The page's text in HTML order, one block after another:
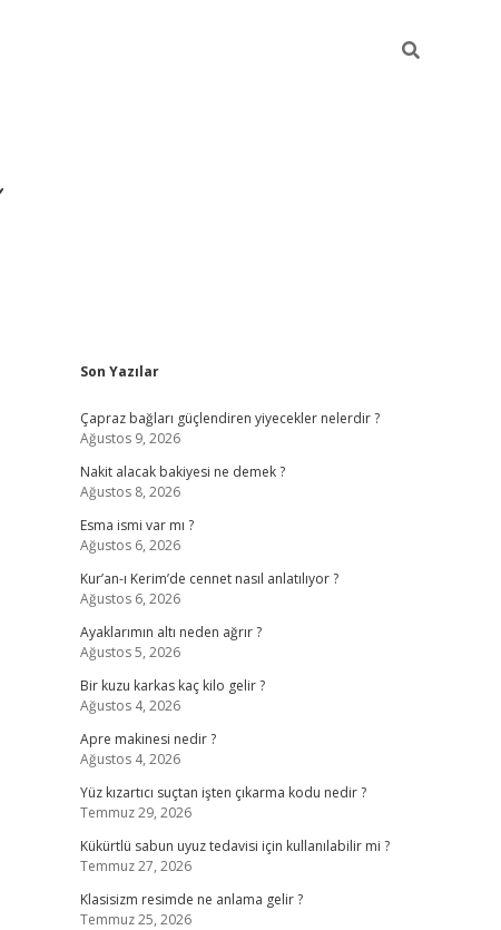
Sidebar
Son Yazılar
Çapraz bağları güçlendiren yiyecekler nelerdir ?
Ağustos 9, 2026
Nakit alacak bakiyesi ne demek ?
Ağustos 8, 2026
Esma ismi var mı ?
Ağustos 6, 2026
Kur’an-ı Kerim’de cennet nasıl anlatılıyor ?
Ağustos 6, 2026
Ayaklarımın altı neden ağrır ?
Ağustos 5, 2026
Bir kuzu karkas kaç kilo gelir ?
Ağustos 4, 2026
Apre makinesi nedir ?
Ağustos 4, 2026
Yüz kızartıcı suçtan işten çıkarma kodu nedir ?
Temmuz 29, 2026
Kükürtlü sabun uyuz tedavisi için kullanılabilir mi ?
Temmuz 27, 2026
Klasisizm resimde ne anlama gelir ?
Temmuz 25, 2026